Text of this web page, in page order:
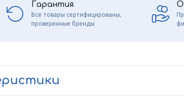
Гарантия
Все товары сертифицированы,
проверенные бренды